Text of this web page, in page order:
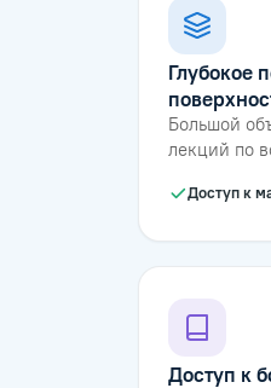
Глубокое
Большой
лекций по
Доступ к
Доступ к